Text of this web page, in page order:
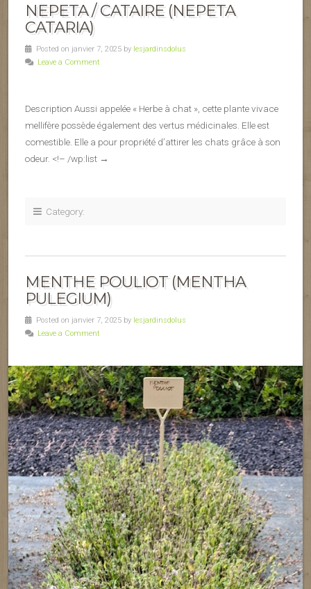
NEPETA / CATAIRE (NEPETA
CATARIA)
Posted on janvier 7, 2025 by lesjardinsdolus
Leave a Comment
Description Aussi appelée « Herbe à chat », cette plante vivace
mellifère possède également des vertus médicinales. Elle est
comestible. Elle a pour propriété d’attirer les chats grâce à son
odeur. <!– /wp:list →
Category:
MENTHE POULIOT (MENTHA
PULEGIUM)
Posted on janvier 7, 2025 by lesjardinsdolus
Leave a Comment